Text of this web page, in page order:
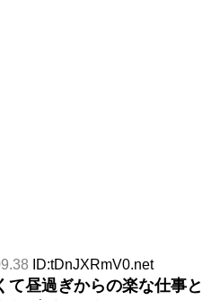
ID:tDnJXRmV0.net
て昼過ぎからの楽な仕事と